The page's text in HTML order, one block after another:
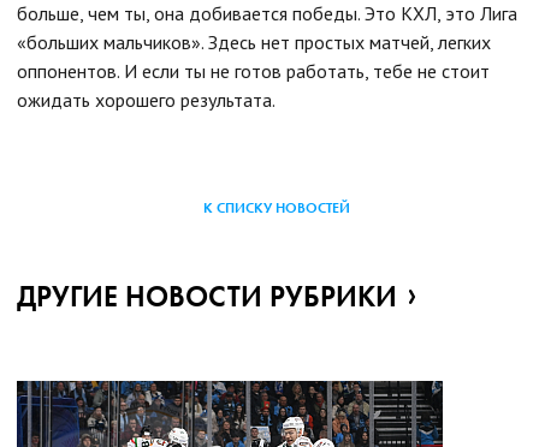
больше, чем ты, она добивается победы. Это КХЛ, это Лига
«больших мальчиков». Здесь нет простых матчей, легких
оппонентов. И если ты не готов работать, тебе не стоит
ожидать хорошего результата.
К СПИСКУ НОВОСТЕЙ
ДРУГИЕ НОВОСТИ РУБРИКИ